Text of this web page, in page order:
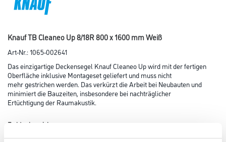
Knauf TB Cleaneo Up 8/18R 800 x 1600 mm Weiß
Art-Nr.:1065-002641
Das einzigartige Deckensegel Knauf Cleaneo Up wird mit der fertigen
Oberfläche inklusive Montageset geliefert und muss nicht
mehr gestrichen werden. Das verkürzt die Arbeit bei Neubauten und
minimiert die Bauzeiten, insbesondere bei nachträglicher
Ertüchtigung der Raumakustik.
Farbtonbezeichnung